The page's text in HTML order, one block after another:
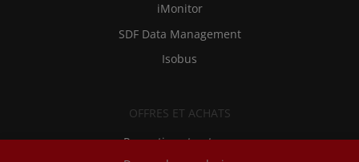
iMonitor
SDF Data Management
Isobus
OFFRES ET ACHATS
Promotions tracteurs